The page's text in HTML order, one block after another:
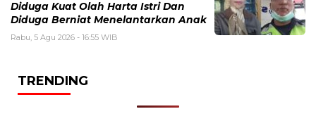
Diduga Kuat Olah Harta Istri Dan
Diduga Berniat Menelantarkan Anak
Rabu, 5 Agu 2026 - 16:55 WIB
TRENDING